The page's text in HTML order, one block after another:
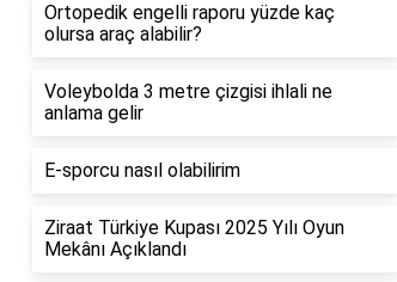
Ortopedik engelli raporu yüzde kaç
olursa araç alabilir?
Voleybolda 3 metre çizgisi ihlali ne
anlama gelir
E-sporcu nasıl olabilirim
Ziraat Türkiye Kupası 2025 Yılı Oyun
Mekânı Açıklandı